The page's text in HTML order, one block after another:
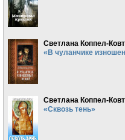
Светлана Коппел-
«В чуланчике
Светлана Коппел-
«Сквозь тень»